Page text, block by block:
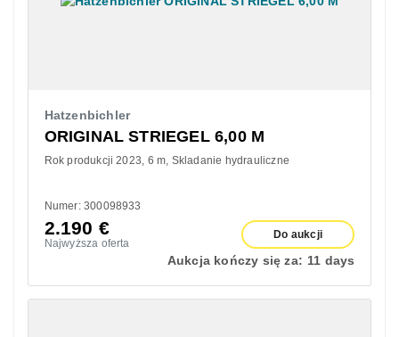
Hatzenbichler
ORIGINAL STRIEGEL 6,00 M
Rok produkcji 2023 6 m Skladanie hydrauliczne
Numer: 300098933
2.190 €
Najwyższa oferta
Do aukcji
Aukcja kończy się za: 11 days